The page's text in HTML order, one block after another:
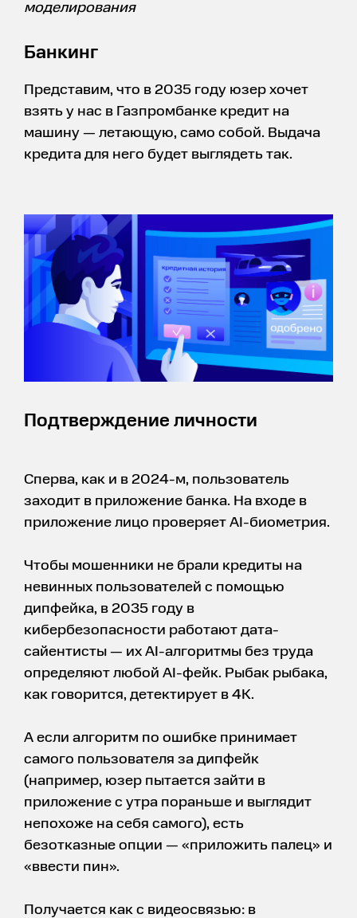
моделирования
Банкинг
Представим, что в 2035 году юзер хочет
взять у нас в Газпромбанке кредит на
машину — летающую, само собой. Выдача
кредита для него будет выглядеть так.
Подтверждение личности
Сперва, как и в 2024-м, пользователь
заходит в приложение банка. На входе в
приложение лицо проверяет AI-биометрия.
Чтобы мошенники не брали кредиты на
невинных пользователей с помощью
дипфейка, в 2035 году в
кибербезопасности работают дата-
сайентисты — их AI-алгоритмы без труда
определяют любой AI-фейк. Рыбак рыбака,
как говорится, детектирует в 4К.
А если алгоритм по ошибке принимает
самого пользователя за дипфейк
(например, юзер пытается зайти в
приложение с утра пораньше и выглядит
непохоже на себя самого), есть
безотказные опции — «приложить палец» и
«ввести пин».
Получается как с видеосвязью: в